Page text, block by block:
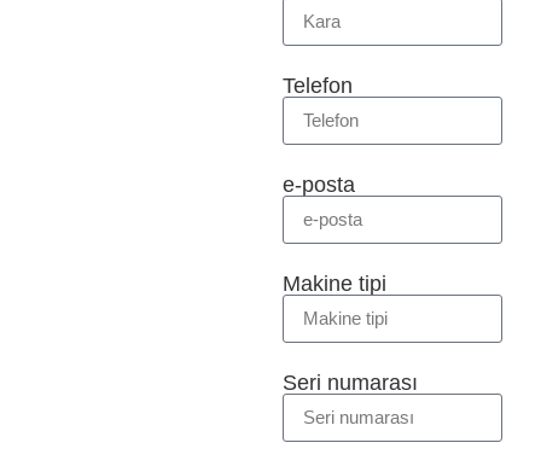
Telefon
e-posta
Makine tipi
Seri numarası